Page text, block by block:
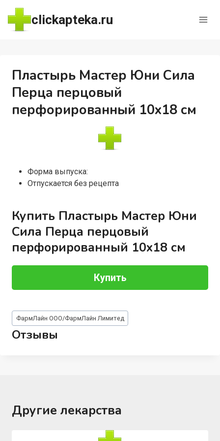
Перейти
содержимому
clickapteka.ru
Пластырь Мастер Юни Сила
Перца перцовый
перфорированный 10х18 см
Форма выпуска:
Отпускается без рецепта
Купить Пластырь Мастер Юни
Сила Перца перцовый
перфорированный 10х18 см
Купить
Метки
записи:
ФармЛайн ООО/ФармЛайн Лимитед
Отзывы
Другие лекарства